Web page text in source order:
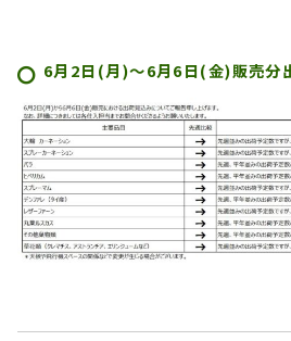
6月2日(月)～6月6日(金)販売分